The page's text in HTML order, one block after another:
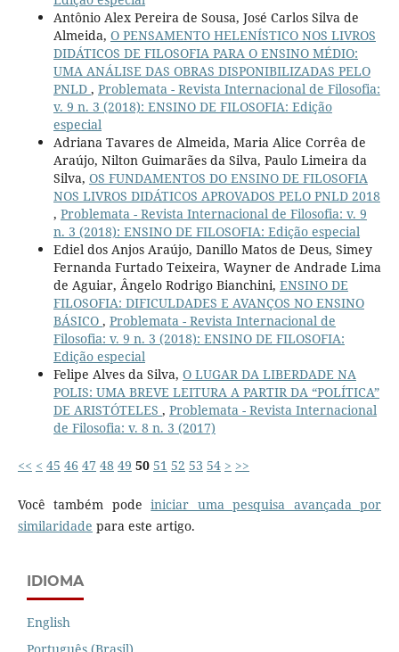
Antônio Alex Pereira de Sousa, José Carlos Silva de
Almeida, O PENSAMENTO HELENÍSTICO NOS LIVROS
DIDÁTICOS DE FILOSOFIA PARA O ENSINO MÉDIO:
UMA ANÁLISE DAS OBRAS DISPONIBILIZADAS PELO
PNLD , Problemata - Revista Internacional de Filosofia:
v. 9 n. 3 (2018): ENSINO DE FILOSOFIA: Edição
especial
Adriana Tavares de Almeida, Maria Alice Corrêa de
Araújo, Nilton Guimarães da Silva, Paulo Limeira da
Silva, OS FUNDAMENTOS DO ENSINO DE FILOSOFIA
NOS LIVROS DIDÁTICOS APROVADOS PELO PNLD 2018
, Problemata - Revista Internacional de Filosofia: v. 9
n. 3 (2018): ENSINO DE FILOSOFIA: Edição especial
Ediel dos Anjos Araújo, Danillo Matos de Deus, Simey
Fernanda Furtado Teixeira, Wayner de Andrade Lima
de Aguiar, Ângelo Rodrigo Bianchini, ENSINO DE
FILOSOFIA: DIFICULDADES E AVANÇOS NO ENSINO
BÁSICO , Problemata - Revista Internacional de
Filosofia: v. 9 n. 3 (2018): ENSINO DE FILOSOFIA:
Edição especial
Felipe Alves da Silva, O LUGAR DA LIBERDADE NA
POLIS: UMA BREVE LEITURA A PARTIR DA “POLÍTICA”
DE ARISTÓTELES , Problemata - Revista Internacional
de Filosofia: v. 8 n. 3 (2017)
<< < 45 46 47 48 49 50 51 52 53 54 > >>
Você também podeiniciar uma pesquisa avançada por
similaridade para este artigo.
IDIOMA
English
Português (Brasil)